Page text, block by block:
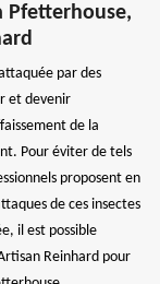
Pfetterhouse,
par des
et devenir
de la
Pour éviter de tels
proposent en
de ces insectes
il est possible
Reinhard pour